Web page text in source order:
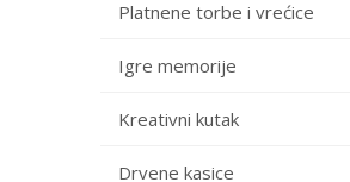
Platnene torbe i vrećice
Igre memorije
Kreativni kutak
Drvene kasice